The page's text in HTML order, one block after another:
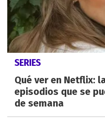
SERIES
Qué ver en Netflix:
episodios que se
de semana